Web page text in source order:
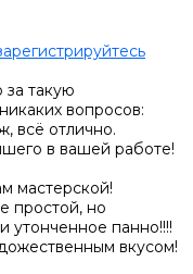
такую
вопросов:
всё отлично.
в вашей работе!
мастерской!
простой, но
утонченное панно!!!!
вкусом!